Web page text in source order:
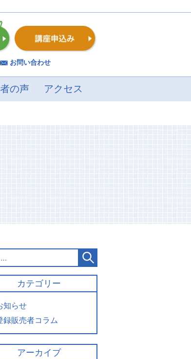
お問い合わせ
の声 アクセス
カテゴリー
知らせ
録販売者コラム
アーカイブ